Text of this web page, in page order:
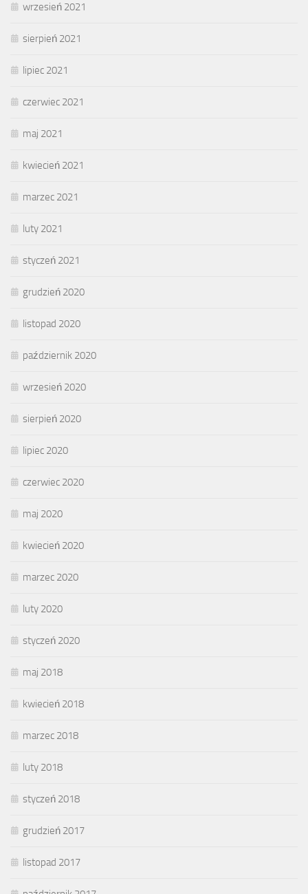
wrzesień 2021
sierpień 2021
lipiec 2021
czerwiec 2021
maj 2021
kwiecień 2021
marzec 2021
luty 2021
styczeń 2021
grudzień 2020
listopad 2020
październik 2020
wrzesień 2020
sierpień 2020
lipiec 2020
czerwiec 2020
maj 2020
kwiecień 2020
marzec 2020
luty 2020
styczeń 2020
maj 2018
kwiecień 2018
marzec 2018
luty 2018
styczeń 2018
grudzień 2017
listopad 2017